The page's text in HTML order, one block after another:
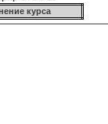
курса